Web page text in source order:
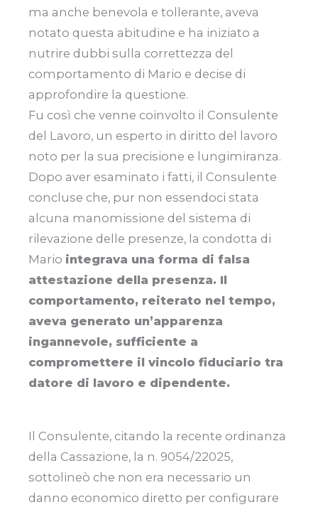
ma anche benevola e tollerante, aveva
notato questa abitudine e ha iniziato a
nutrire dubbi sulla correttezza del
comportamento di Mario e decise di
approfondire la questione.
Fu così che venne coinvolto il Consulente
del Lavoro, un esperto in diritto del lavoro
noto per la sua precisione e lungimiranza.
Dopo aver esaminato i fatti, il Consulente
concluse che, pur non essendoci stata
alcuna manomissione del sistema di
rilevazione delle presenze, la condotta di
Mario integrava una forma di falsa
attestazione della presenza. Il
comportamento, reiterato nel tempo,
aveva generato un’apparenza
ingannevole, sufficiente a
compromettere il vincolo fiduciario tra
datore di lavoro e dipendente.
Il Consulente, citando la recente ordinanza
della Cassazione, la n. 9054/22025,
sottolineò che non era necessario un
danno economico diretto per configurare